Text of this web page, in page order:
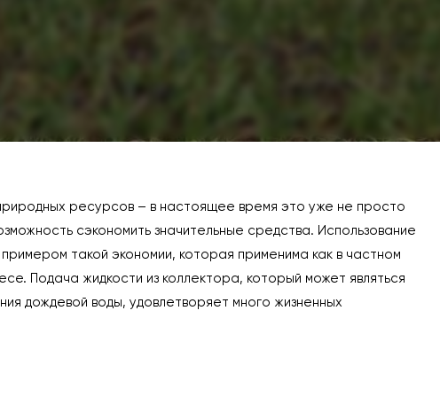
ресурсов – в настоящее время это уже не просто
сэкономить значительные средства. Использование
такой экономии, которая применима как в частном
Подача жидкости из коллектора, который может являться
дождевой воды, удовлетворяет много жизненных